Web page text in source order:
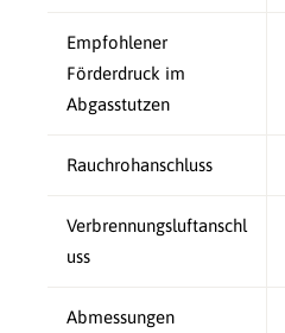
Empfohlener
Förderdruck im
Abgasstutzen
Rauchrohanschluss
Verbrennungsluftanschl
uss
Abmessungen